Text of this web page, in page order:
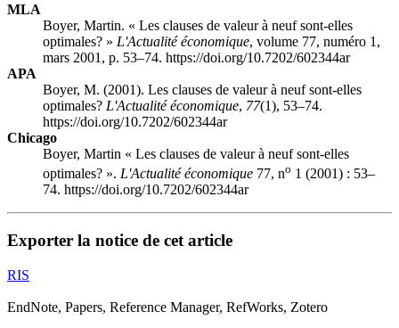
MLA
Boyer, Martin. « Les clauses de valeur à neuf sont-elles
optimales? » L'Actualité économique, volume 77, numéro 1,
mars 2001, p. 53–74. https://doi.org/10.7202/602344ar
APA
Boyer, M. (2001). Les clauses de valeur à neuf sont-elles
optimales? L'Actualité économique, 77(1), 53–74.
https://doi.org/10.7202/602344ar
Chicago
Boyer, Martin « Les clauses de valeur à neuf sont-elles
optimales? ». L'Actualité économique 77, no 1 (2001) : 53–
74. https://doi.org/10.7202/602344ar
Exporter la notice de cet article
RIS
EndNote, Papers, Reference Manager, RefWorks, Zotero